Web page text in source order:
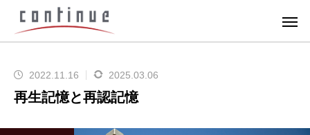
2022.11.16 2025.03.06
再生記憶と再認記憶